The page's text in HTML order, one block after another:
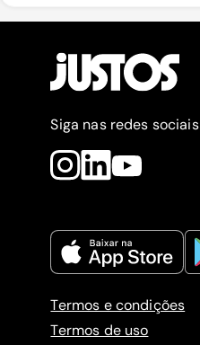
Siga nas redes sociais
Termos e condições
Termos de uso